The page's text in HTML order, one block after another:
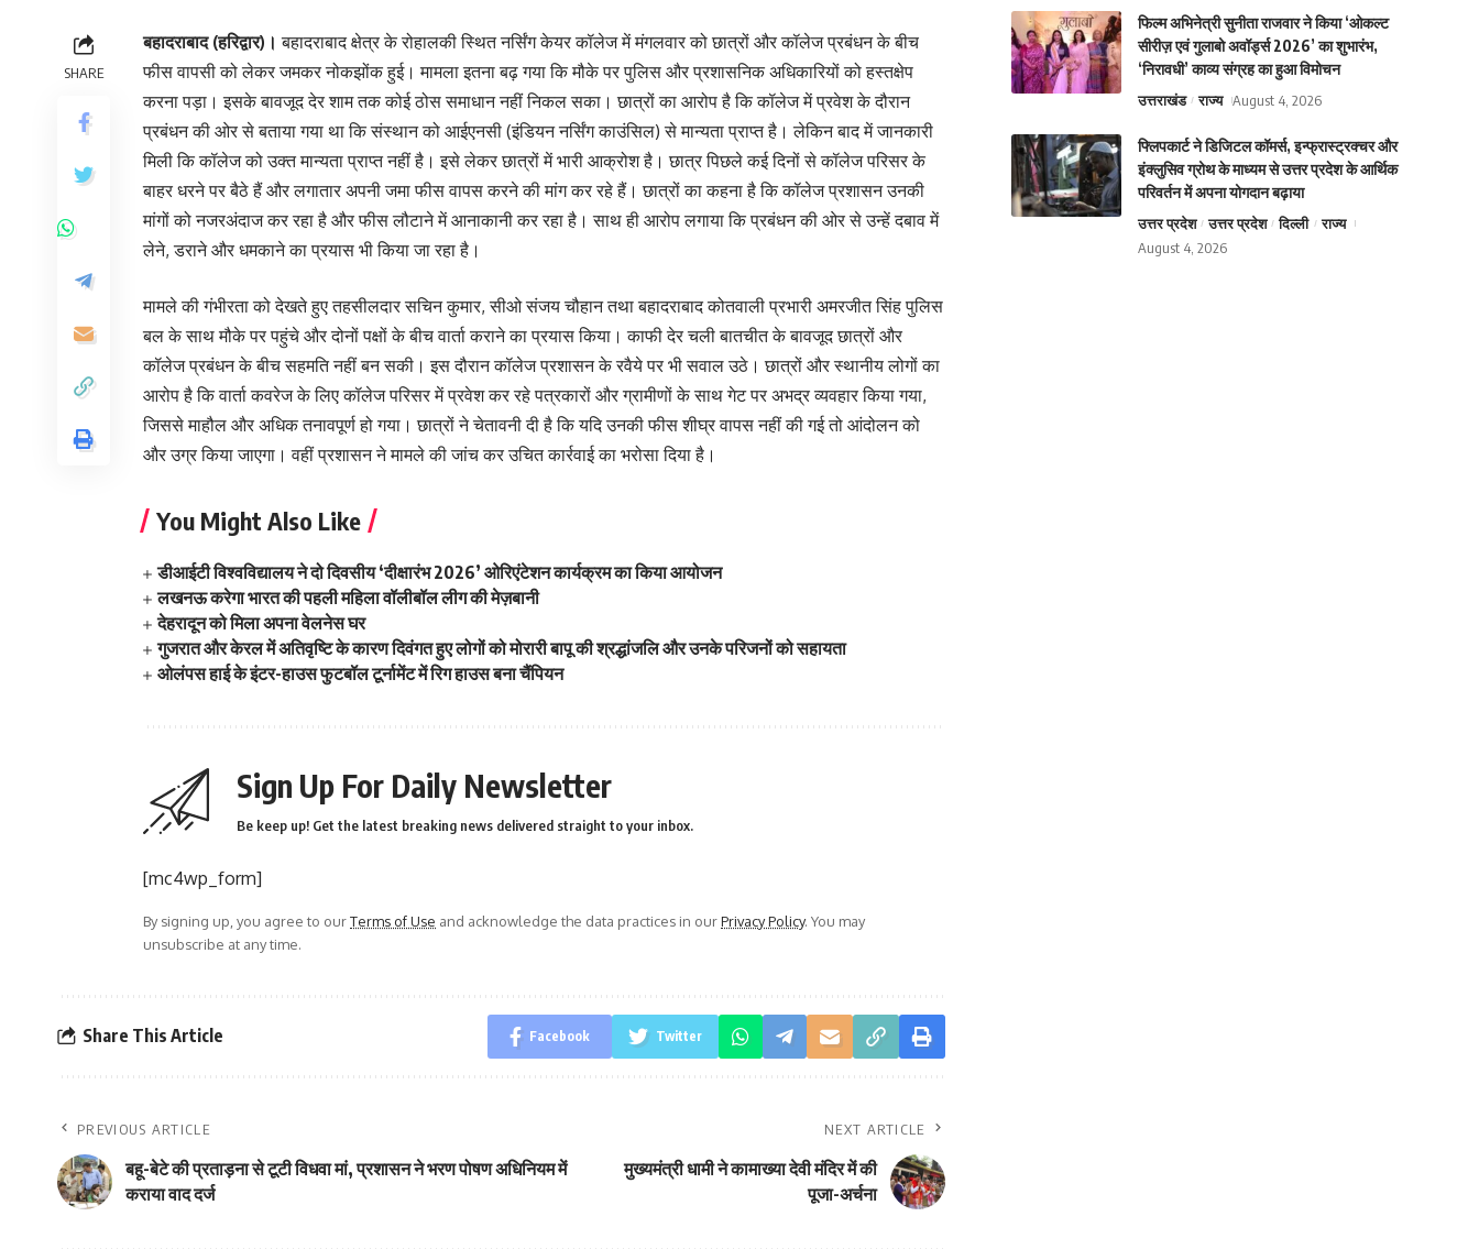
SHARE
बहादराबाद (हरिद्वार)। बहादराबाद क्षेत्र के रोहालकी स्थित नर्सिंग केयर कॉलेज में मंगलवार को छात्रों और कॉलेज प्रबंधन के बीच
फीस वापसी को लेकर जमकर नोकझोंक हुई। मामला इतना बढ़ गया कि मौके पर पुलिस और प्रशासनिक अधिकारियों को हस्तक्षेप
करना पड़ा। इसके बावजूद देर शाम तक कोई ठोस समाधान नहीं निकल सका। छात्रों का आरोप है कि कॉलेज में प्रवेश के दौरान
प्रबंधन की ओर से बताया गया था कि संस्थान को आईएनसी (इंडियन नर्सिंग काउंसिल) से मान्यता प्राप्त है। लेकिन बाद में जानकारी
मिली कि कॉलेज को उक्त मान्यता प्राप्त नहीं है। इसे लेकर छात्रों में भारी आक्रोश है। छात्र पिछले कई दिनों से कॉलेज परिसर के
बाहर धरने पर बैठे हैं और लगातार अपनी जमा फीस वापस करने की मांग कर रहे हैं। छात्रों का कहना है कि कॉलेज प्रशासन उनकी
मांगों को नजरअंदाज कर रहा है और फीस लौटाने में आनाकानी कर रहा है। साथ ही आरोप लगाया कि प्रबंधन की ओर से उन्हें दबाव में
लेने, डराने और धमकाने का प्रयास भी किया जा रहा है।
मामले की गंभीरता को देखते हुए तहसीलदार सचिन कुमार, सीओ संजय चौहान तथा बहादराबाद कोतवाली प्रभारी अमरजीत सिंह पुलिस
बल के साथ मौके पर पहुंचे और दोनों पक्षों के बीच वार्ता कराने का प्रयास किया। काफी देर चली बातचीत के बावजूद छात्रों और
कॉलेज प्रबंधन के बीच सहमति नहीं बन सकी। इस दौरान कॉलेज प्रशासन के रवैये पर भी सवाल उठे। छात्रों और स्थानीय लोगों का
आरोप है कि वार्ता कवरेज के लिए कॉलेज परिसर में प्रवेश कर रहे पत्रकारों और ग्रामीणों के साथ गेट पर अभद्र व्यवहार किया गया,
जिससे माहौल और अधिक तनावपूर्ण हो गया। छात्रों ने चेतावनी दी है कि यदि उनकी फीस शीघ्र वापस नहीं की गई तो आंदोलन को
और उग्र किया जाएगा। वहीं प्रशासन ने मामले की जांच कर उचित कार्रवाई का भरोसा दिया है।
You Might Also Like
डीआईटी विश्वविद्यालय ने दो दिवसीय ‘दीक्षारंभ 2026’ ओरिएंटेशन कार्यक्रम का किया आयोजन
लखनऊ करेगा भारत की पहली महिला वॉलीबॉल लीग की मेज़बानी
देहरादून को मिला अपना वेलनेस घर
गुजरात और केरल में अतिवृष्टि के कारण दिवंगत हुए लोगों को मोरारी बापू की श्रद्धांजलि और उनके परिजनों को सहायता
ओलंपस हाई के इंटर-हाउस फुटबॉल टूर्नामेंट में रिग हाउस बना चैंपियन
Sign Up For Daily Newsletter
Be keep up! Get the latest breaking news delivered straight to your inbox.
[mc4wp_form]
By signing up, you agree to ourTerms of Use and acknowledge the data practices in ourPrivacy Policy. You may
unsubscribe at any time.
Share This Article Facebook Twitter
PREVIOUS ARTICLE
बहू-बेटे की प्रताड़ना से टूटी विधवा मां, प्रशासन ने भरण पोषण अधिनियम में
कराया वाद दर्ज
NEXT ARTICLE
मुख्यमंत्री धामी ने कामाख्या देवी मंदिर में की
पूजा-अर्चना
फिल्म अभिनेत्री सुनीता राजवार ने किया ‘ओकल्ट
सीरीज़ एवं गुलाबो अवॉर्ड्स 2026’ का शुभारंभ,
‘निरावधी’ काव्य संग्रह का हुआ विमोचन
उत्तराखंड राज्य August 4, 2026
फ्लिपकार्ट ने डिजिटल कॉमर्स, इन्फ्रास्ट्रक्चर और
इंक्लुसिव ग्रोथ के माध्यम से उत्तर प्रदेश के आर्थिक
परिवर्तन में अपना योगदान बढ़ाया
उत्तर प्रदेश उत्तर प्रदेश दिल्ली
राज्य
August 4, 2026